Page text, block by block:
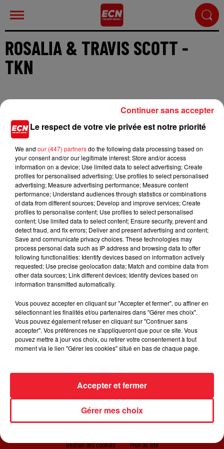
ROSALIA & TRAVIS SCOTT -
TKN
Cet élément est masqué compte-tenu du refus du
dépôt de cookies que vous avez exprimé. Si vous
souhaitez l'afficher, merci de nous donner votre
accord en cliquant sur le bouton ci-dessous.
Afficher l'élément
Rosalia continue son ascension et enchaine les hits et
collaborations. Alors que son remix de "Highest in the
room" de Travis Scott a marqué les esprits, la chanteuse
s'offre une nouvelle collaboration avec le rappeur sur
"TKN". Le titre est accompagné d'une vidéo réussie où
les deux artistes dansent en compagnie d'enfants, les
SORTIR EN ALSACE CONTACT
Gestion des cookies Plan du site
Le respect de votre vie privée est notre priorité
We and our (447) partnersdo the following data processing based on
your consent and/or our legitimate interest: Store and/or access
information on a device; Use limited data to select advertising; Create
profiles for personalised advertising; Use profiles to select personalised
advertising; Measure advertising performance; Measure content
performance; Understand audiences through statistics or combinations
of data from different sources; Develop and improve services; Create
profiles to personalise content; Use profiles to select personalised
content; Use limited data to select content; Ensure security, prevent and
detect fraud, and fix errors; Deliver and present advertising and content;
Save and communicate privacy choices. These technologies may
process personal data such as IP address and browsing data to offer
following functionalities: Identify devices based on information actively
requested; Use precise geolocation data; Match and combine data from
other data sources; Link different devices; Identify devices based on
information transmitted automatically.
Vous pouvez accepter en cliquant sur "Accepter et fermer", ou affiner en
sélectionnant les finalités et/ou partenaires dans "Gérer mes choix".
Vous pouvez également refuser en cliquant sur "Continuer sans
accepter". Vos préférences ne s'appliqueront que pour ce site. Vous
pouvez mettre à jour vos choix, ou retirer votre consentement à tout
moment via le lien "Gérer les cookies" situé en bas de chaque page.
Gérer mes choix
Accepter et fermer
Continuer sans accepter